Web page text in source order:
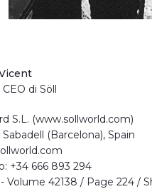
di Söll
S.L. (www.sollworld.com)
(Barcelona), Spain
+34 666 893 294
42138 / Page 224 /